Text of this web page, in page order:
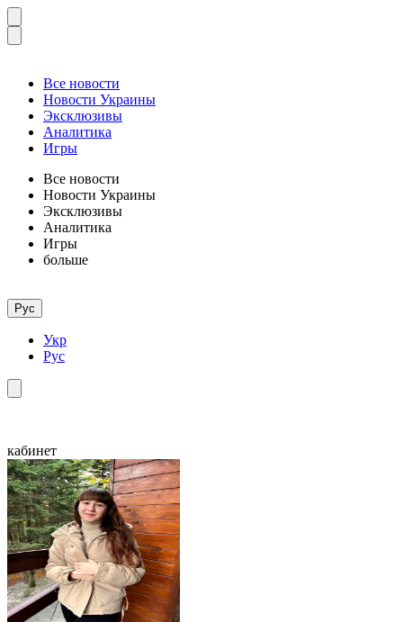
Все новости
Новости Украины
Эксклюзивы
Аналитика
Игры
Все новости
Новости Украины
Эксклюзивы
Аналитика
Игры
больше
Рус
Укр
Рус
кабинет